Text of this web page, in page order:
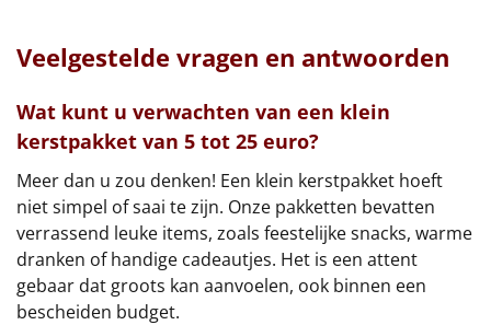
Veelgestelde vragen en antwoorden
Wat kunt u verwachten van een klein
kerstpakket van 5 tot 25 euro?
Meer dan u zou denken! Een klein kerstpakket hoeft
niet simpel of saai te zijn. Onze pakketten bevatten
verrassend leuke items, zoals feestelijke snacks, warme
dranken of handige cadeautjes. Het is een attent
gebaar dat groots kan aanvoelen, ook binnen een
bescheiden budget.